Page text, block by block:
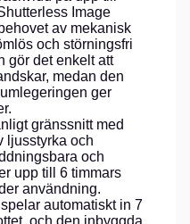
Image
av mekanisk
och störningsfri
gör det enkelt att
medan den
ger
gränssnitt med
ljusstyrka och
och
upp till 6 timmars
användning.
automatiskt in 7
och den inbyggda